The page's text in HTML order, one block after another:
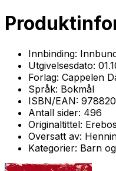
Innbinding:
Utgivelsesdato:
Forlag: Cappelen
Språk: Bokmål
ISBN/EAN:
Antall sider: 496
Originaltittel: Erebos
Oversatt av:
Kategorier: Barn